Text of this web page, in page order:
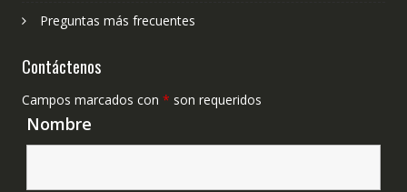
Preguntas más frecuentes
Contáctenos
Campos marcados con * son requeridos
Nombre